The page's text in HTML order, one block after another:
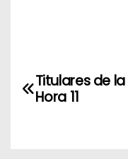
aTitulares de la
Hora 11